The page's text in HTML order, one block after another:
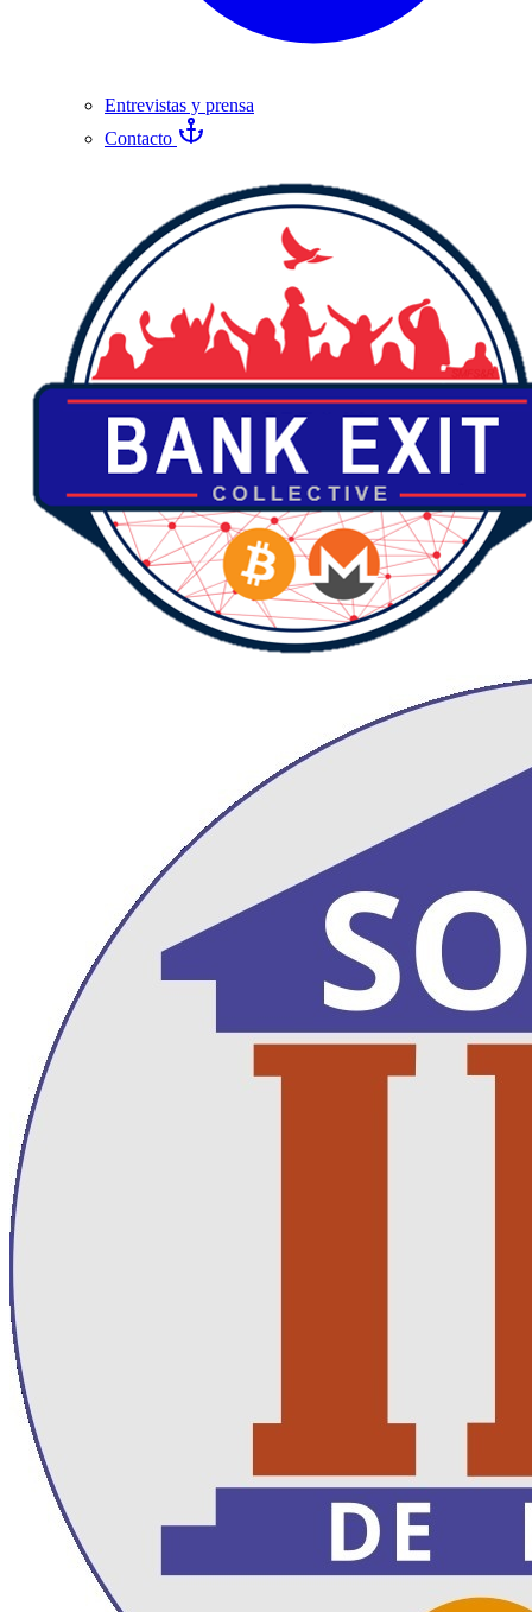
Entrevistas y prensa
Contacto